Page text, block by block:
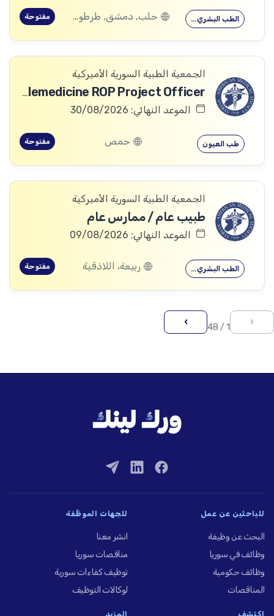
الطب البشري… حلب, دمشق, طرطوس, ريف دمشق, ديرالزور, درعا, السويداء, إدلب, القنيطرة, اللاذقية, الرقة, حمص, الحسكة, حماة مفتوحة
الجمعية الطبية السورية الأميركية
Telemedicine ROP Project Officer
الموعد النهائي: 30/08/2026
طب العيون حمص مفتوحة
الجمعية الطبية السورية الأميركية
طبيب عام / ممارس عام
الموعد النهائي: 09/08/2026
الطب البشري… ربيعة، اللاذقية مفتوحة
‹
1 / 48
›
للباحثين عن عمل
البحث عن وظيفة
وظائف في سوريا
وظائف حكومية
المناقصات
للجهات الموظِّفة
انشر معنا
مناقصات سوريا
توظيف كفاءات سورية
لوكالات التوظيف
اكتشف المزيد